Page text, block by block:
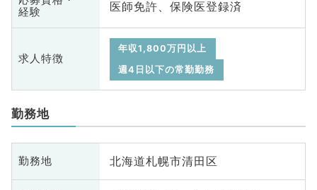
経験
医師免許、保険医登録済
求人特徴
年収1,800万円以上
週4日以下の常勤勤務
勤務地
勤務地 北海道札幌市清田区